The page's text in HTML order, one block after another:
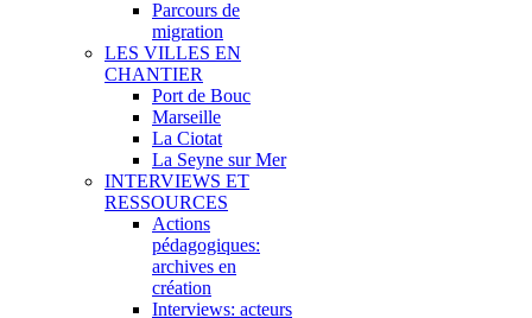
Parcours de
migration
LES VILLES EN
CHANTIER
Port de Bouc
Marseille
La Ciotat
La Seyne sur Mer
INTERVIEWS ET
RESSOURCES
Actions
pédagogiques:
archives en
création
Interviews: acteurs